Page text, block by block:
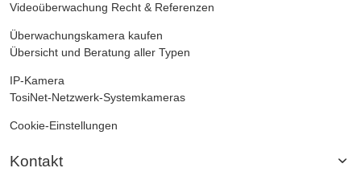
Videoüberwachung Recht & Referenzen
Überwachungskamera kaufen
Übersicht und Beratung aller Typen
IP-Kamera
TosiNet-Netzwerk-Systemkameras
Cookie-Einstellungen
Kontakt